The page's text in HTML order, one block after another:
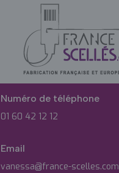
Numéro de téléphone
01 60 42 12 12
Email
vanessa@france-scelles.com